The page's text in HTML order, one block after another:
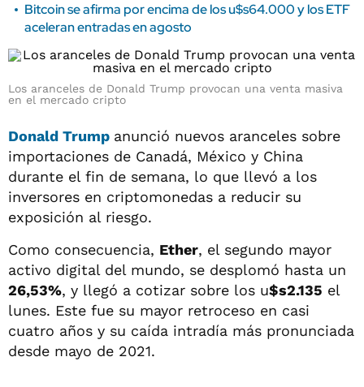
Bitcoin se afirma por encima de los u$s64.000 y los ETF
aceleran entradas en agosto
Los aranceles de Donald Trump provocan una venta masiva
en el mercado cripto
Donald Trump anunció nuevos aranceles sobre
importaciones de Canadá, México y China
durante el fin de semana, lo que llevó a los
inversores en criptomonedas a reducir su
exposición al riesgo.
Como consecuencia, Ether, el segundo mayor
activo digital del mundo, se desplomó hasta un
26,53%, y llegó a cotizar sobre los u$s2.135 el
lunes. Este fue su mayor retroceso en casi
cuatro años y su caída intradía más pronunciada
desde mayo de 2021.